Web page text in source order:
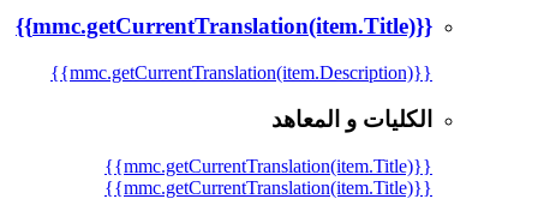
{{mmc.getCurrentTranslation(item.Title)}}
{{mmc.getCurrentTranslation(item.Description)}}
الكليات و المعاهد
{{mmc.getCurrentTranslation(item.Title)}}
{{mmc.getCurrentTranslation(item.Title)}}